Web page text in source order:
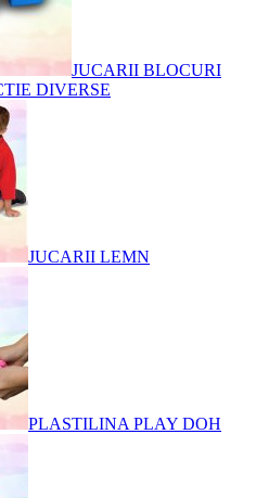
JUCARII BLOCURI
DIVERSE
JUCARII LEMN
PLASTILINA PLAY DOH